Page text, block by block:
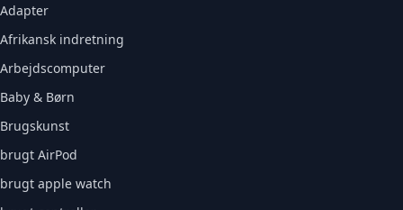
Adapter
Afrikansk indretning
Arbejdscomputer
Baby & Børn
Brugskunst
brugt AirPod
brugt apple watch